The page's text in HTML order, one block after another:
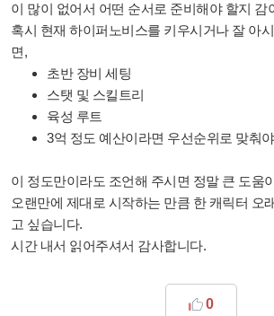
이 많이 없어서 어떤 순서로 준비해야 할지 감
혹시 현재 하이퍼노비스를 키우시거나 잘 아
면,
초반 장비 세팅
스탯 및 스킬트리
육성 루트
3억 정도 예산이라면 우선순위로 맞춰
이 정도만이라도 조언해 주시면 정말 큰 도움
오랜만에 제대로 시작하는 만큼 한 캐릭터 오
고 싶습니다.
시간 내서 읽어주셔서 감사합니다.
0